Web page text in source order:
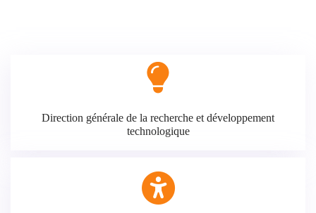
Direction générale de la recherche et développement
technologique